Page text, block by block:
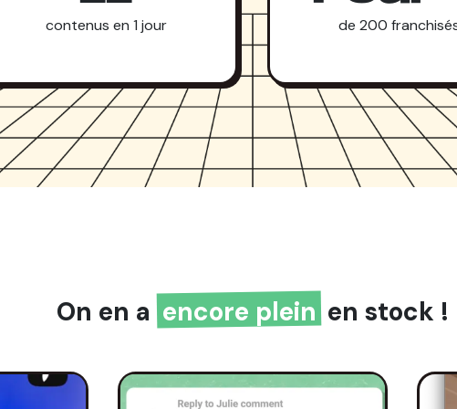
contenus en 1 jour de 200
On en aencore pleinen stock !